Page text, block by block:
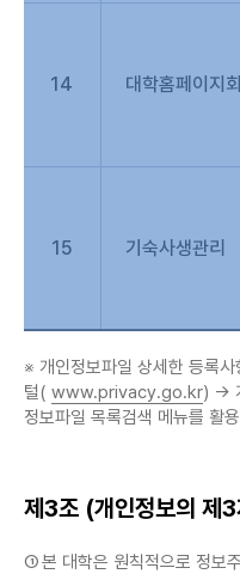
14 대학홈페이지
15 기숙사생관리
※ 개인정보파일 상세한 등록
털( www.privacy.go.kr) →
정보파일 목록검색 메뉴를 활
제3조 (개인정보의 제
①본 대학은 원칙적으로 정보